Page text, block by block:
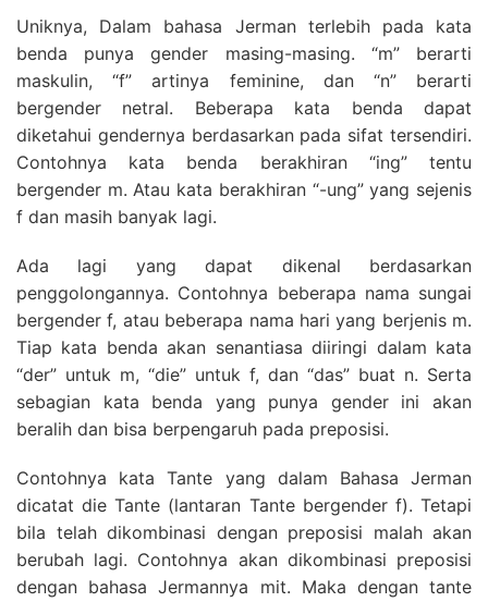
Uniknya, Dalam bahasa Jerman terlebih pada kata
benda punya gender masing-masing. “m” berarti
maskulin, “f” artinya feminine, dan “n” berarti
bergender netral. Beberapa kata benda dapat
diketahui gendernya berdasarkan pada sifat tersendiri.
Contohnya kata benda berakhiran “ing” tentu
bergender m. Atau kata berakhiran “-ung” yang sejenis
f dan masih banyak lagi.
Ada lagi yang dapat dikenal berdasarkan
penggolongannya. Contohnya beberapa nama sungai
bergender f, atau beberapa nama hari yang berjenis m.
Tiap kata benda akan senantiasa diiringi dalam kata
“der” untuk m, “die” untuk f, dan “das” buat n. Serta
sebagian kata benda yang punya gender ini akan
beralih dan bisa berpengaruh pada preposisi.
Contohnya kata Tante yang dalam Bahasa Jerman
dicatat die Tante (lantaran Tante bergender f). Tetapi
bila telah dikombinasi dengan preposisi malah akan
berubah lagi. Contohnya akan dikombinasi preposisi
dengan bahasa Jermannya mit. Maka dengan tante